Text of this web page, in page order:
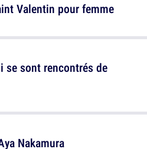
Valentin pour femme
Nakamura
se sont rencontrés de